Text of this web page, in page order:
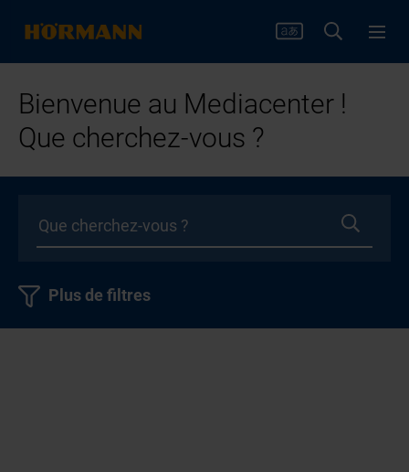
Bienvenue au Mediacenter !
Que cherchez-vous ?
Plus de filtres